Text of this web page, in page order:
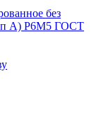
без
А) Р6М5 ГОСТ